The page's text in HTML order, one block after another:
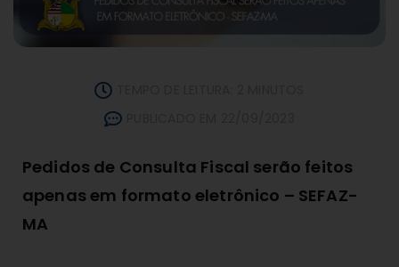
Pedidos de Consulta Fiscal serão feitos
apenas em formato eletrônico – SEFAZ-
MA